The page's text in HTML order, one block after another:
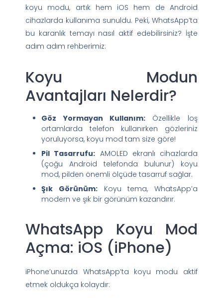
koyu modu, artık hem iOS hem de Android
cihazlarda kullanıma sunuldu. Peki, WhatsApp’ta
bu karanlık temayı nasıl aktif edebilirsiniz? İşte
adım adım rehberimiz:
Koyu Modun
Avantajları Nelerdir?
Göz Yormayan Kullanım: Özellikle loş
ortamlarda telefon kullanırken gözleriniz
yoruluyorsa, koyu mod tam size göre!
Pil Tasarrufu: AMOLED ekranlı cihazlarda
(çoğu Android telefonda bulunur) koyu
mod, pilden önemli ölçüde tasarruf sağlar.
Şık Görünüm:Koyu tema, WhatsApp’a
modern ve şık bir görünüm kazandırır.
WhatsApp Koyu Mod
Açma: iOS (iPhone)
iPhone’unuzda WhatsApp’ta koyu modu aktif
etmek oldukça kolaydır: